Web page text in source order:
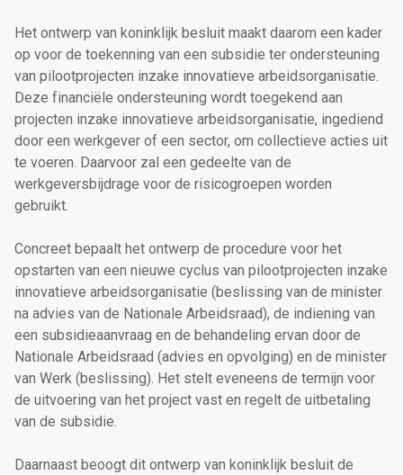
Het ontwerp van koninklijk besluit maakt daarom een kader
op voor de toekenning van een subsidie ter ondersteuning
van pilootprojecten inzake innovatieve arbeidsorganisatie.
Deze financiële ondersteuning wordt toegekend aan
projecten inzake innovatieve arbeidsorganisatie, ingediend
door een werkgever of een sector, om collectieve acties uit
te voeren. Daarvoor zal een gedeelte van de
werkgeversbijdrage voor de risicogroepen worden
gebruikt.
Concreet bepaalt het ontwerp de procedure voor het
opstarten van een nieuwe cyclus van pilootprojecten inzake
innovatieve arbeidsorganisatie (beslissing van de minister
na advies van de Nationale Arbeidsraad), de indiening van
een subsidieaanvraag en de behandeling ervan door de
Nationale Arbeidsraad (advies en opvolging) en de minister
van Werk (beslissing). Het stelt eveneens de termijn voor
de uitvoering van het project vast en regelt de uitbetaling
van de subsidie.
Daarnaast beoogt dit ontwerp van koninklijk besluit de